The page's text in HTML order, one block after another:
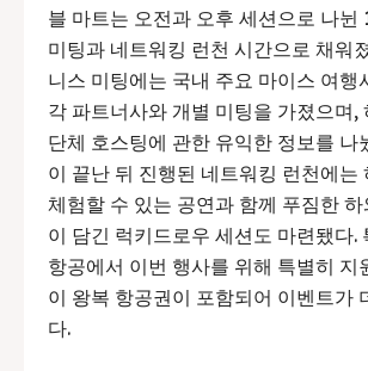
블 마트는 오전과 오후 세션으로 나뉜
미팅과 네트워킹 런천 시간으로 채워
니스 미팅에는 국내 주요 마이스 여행
각 파트너사와 개별 미팅을 가졌으며,
단체 호스팅에 관한 유익한 정보를 나
이 끝난 뒤 진행된 네트워킹 런천에는
체험할 수 있는 공연과 함께 푸짐한
이 담긴 럭키드로우 세션도 마련됐다.
항공에서 이번 행사를 위해 특별히 지
이 왕복 항공권이 포함되어 이벤트가
다.